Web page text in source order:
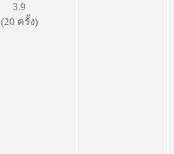
3.9
(20 ครั้ง)